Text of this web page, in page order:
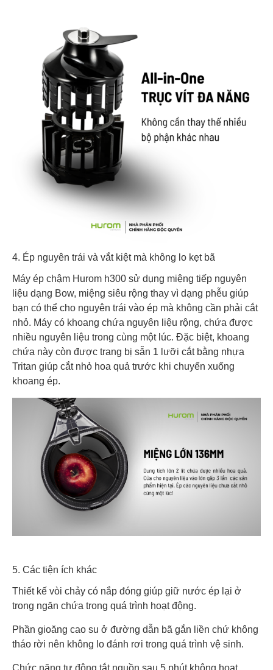
4. Ép nguyên trái và vắt kiệt mà không lo kẹt bã
Máy ép chậm Hurom h300 sử dụng miệng tiếp nguyên
liệu dạng Bow, miệng siêu rộng thay vì dạng phễu giúp
bạn có thể cho nguyên trái vào ép mà không cần phải cắt
nhỏ. Máy có khoang chứa nguyên liệu rộng, chứa được
nhiều nguyên liệu trong cùng một lúc. Đặc biệt, khoang
chứa này còn được trang bị sẵn 1 lưỡi cắt bằng nhựa
Tritan giúp cắt nhỏ hoa quả trước khi chuyển xuống
khoang ép.
5. Các tiện ích khác
Thiết kế vòi chảy có nắp đóng giúp giữ nước ép lại ở
trong ngăn chứa trong quá trình hoạt động.
Phần gioăng cao su ở đường dẫn bã gắn liền chứ không
tháo rời nên không lo đánh rơi trong quá trình vệ sinh.
Chức năng tự động tắt nguồn sau 5 phút không hoạt